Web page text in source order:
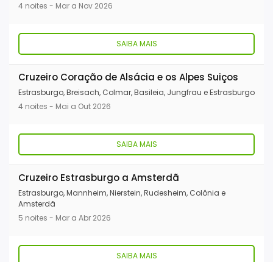
4 noites - Mar a Nov 2026
SAIBA MAIS
Cruzeiro Coração de Alsácia e os Alpes Suiços
Estrasburgo, Breisach, Colmar, Basileia, Jungfrau e Estrasburgo
4 noites - Mai a Out 2026
SAIBA MAIS
Cruzeiro Estrasburgo a Amsterdã
Estrasburgo, Mannheim, Nierstein, Rudesheim, Colônia e
Amsterdã
5 noites - Mar a Abr 2026
SAIBA MAIS